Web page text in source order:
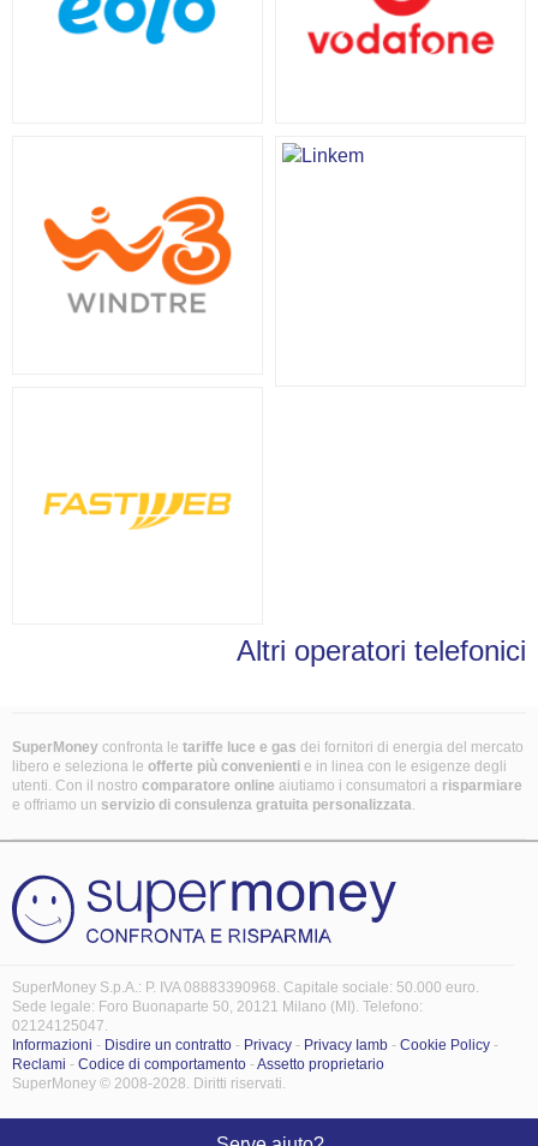
Altri operatori telefonici
SuperMoney confronta le tariffe luce e gas dei fornitori di energia del mercato
libero e seleziona le offerte più convenienti e in linea con le esigenze degli
utenti. Con il nostro comparatore online aiutiamo i consumatori a risparmiare
e offriamo un servizio di consulenza gratuita personalizzata.
SuperMoney S.p.A.: P. IVA 08883390968. Capitale sociale: 50.000 euro.
Sede legale: Foro Buonaparte 50, 20121 Milano (MI). Telefono:
02124125047.
Informazioni - Disdire un contratto - Privacy - Privacy Iamb - Cookie Policy -
Reclami - Codice di comportamento -Assetto proprietario
SuperMoney © 2008-2028. Diritti riservati.